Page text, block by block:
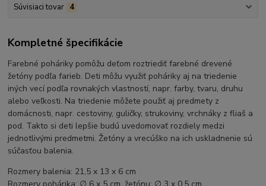
Súvisiaci tovar 4
Kompletné špecifikácie
Farebné poháriky pomôžu deťom roztriediť farebné drevené
žetóny podľa farieb. Deti môžu využiť poháriky aj na triedenie
iných vecí podľa rovnakých vlastností, napr. farby, tvaru, druhu
alebo veľkosti. Na triedenie môžete použiť aj predmety z
domácnosti, napr. cestoviny, guličky, strukoviny, vrchnáky z fliaš a
pod. Takto si deti lepšie budú uvedomovať rozdiely medzi
jednotlivými predmetmi. Žetóny a vrecúško na ich uskladnenie sú
súčasťou balenia.
Rozmery balenia: 21,5 x 13 x 6 cm